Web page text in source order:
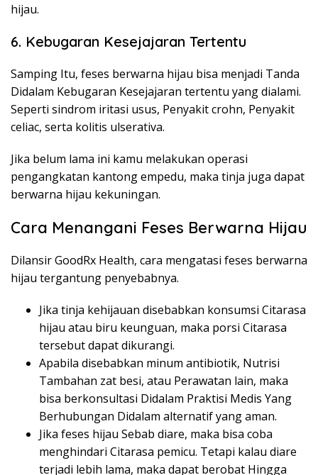
hijau.
6. Kebugaran Kesejajaran Tertentu
Samping Itu, feses berwarna hijau bisa menjadi Tanda
Didalam Kebugaran Kesejajaran tertentu yang dialami.
Seperti sindrom iritasi usus, Penyakit crohn, Penyakit
celiac, serta kolitis ulserativa.
Jika belum lama ini kamu melakukan operasi
pengangkatan kantong empedu, maka tinja juga dapat
berwarna hijau kekuningan.
Cara Menangani Feses Berwarna Hijau
Dilansir GoodRx Health, cara mengatasi feses berwarna
hijau tergantung penyebabnya.
Jika tinja kehijauan disebabkan konsumsi Citarasa
hijau atau biru keunguan, maka porsi Citarasa
tersebut dapat dikurangi.
Apabila disebabkan minum antibiotik, Nutrisi
Tambahan zat besi, atau Perawatan lain, maka
bisa berkonsultasi Didalam Praktisi Medis Yang
Berhubungan Didalam alternatif yang aman.
Jika feses hijau Sebab diare, maka bisa coba
menghindari Citarasa pemicu. Tetapi kalau diare
terjadi lebih lama, maka dapat berobat Hingga